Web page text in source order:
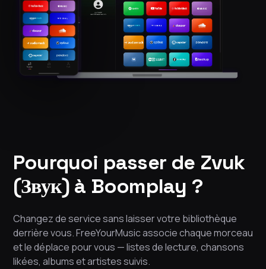
Pourquoi passer de Zvuk
(Звук) à Boomplay ?
Changez de service sans laisser votre bibliothèque
derrière vous. FreeYourMusic associe chaque morceau
et le déplace pour vous — listes de lecture, chansons
likées, albums et artistes suivis.